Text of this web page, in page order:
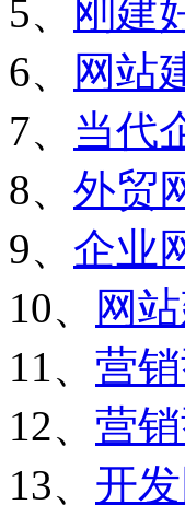
5、
刚建
6、
网站
7、 当代
8、 外贸
9、 企业
10、
网
11、 营
12、 营
13、 开